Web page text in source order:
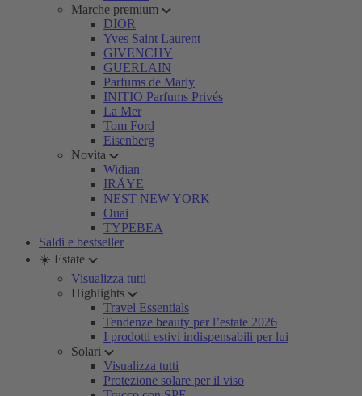
Marche premium
DIOR
Yves Saint Laurent
GIVENCHY
GUERLAIN
Parfums de Marly
INITIO Parfums Privés
La Mer
Tom Ford
Eisenberg
Novita
Widian
IRÄYE
NEST NEW YORK
Ouai
TYPEBEA
Saldi e bestseller
☀️ Estate
Visualizza tutti
Highlights
Travel Essentials
Tendenze beauty per l’estate 2026
I prodotti estivi indispensabili per lui
Solari
Visualizza tutti
Protezione solare per il viso